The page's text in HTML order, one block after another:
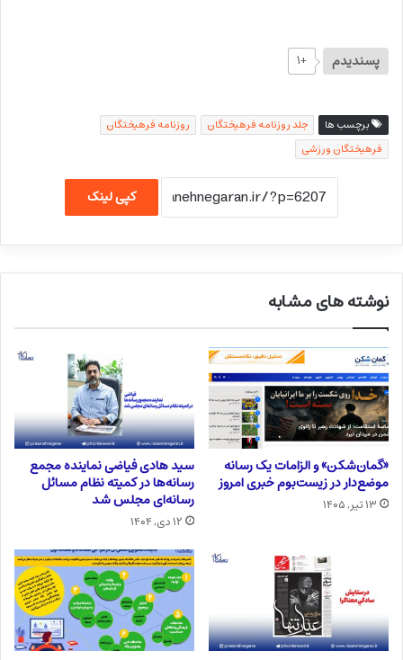
پسندیدم +۱
برچسب ها جلد روزنامه فرهیختگان
روزنامه فرهیختگان
فرهیختگان ورزشی
کپی لینک
نوشته های مشابه
«گمان‌شکن» و الزامات یک رسانه
موضع‌دار در زیست‌بوم خبری امروز
۱۳ تیر, ۱۴۰۵
سید هادی فیاضی نماینده مجمع
رسانه‌ها در کمیته نظام مسائل
رسانه‌ای مجلس شد
۱۲ دی, ۱۴۰۴